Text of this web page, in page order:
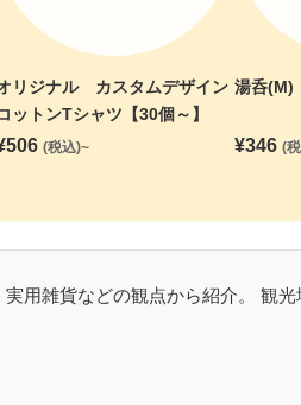
リジナル カスタムデザイン
ットンTシャツ【30個～】
506 (税込)~
湯呑
¥346 (
用雑貨などの観点から紹介。 観